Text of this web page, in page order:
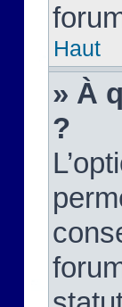
Haut
» À
?